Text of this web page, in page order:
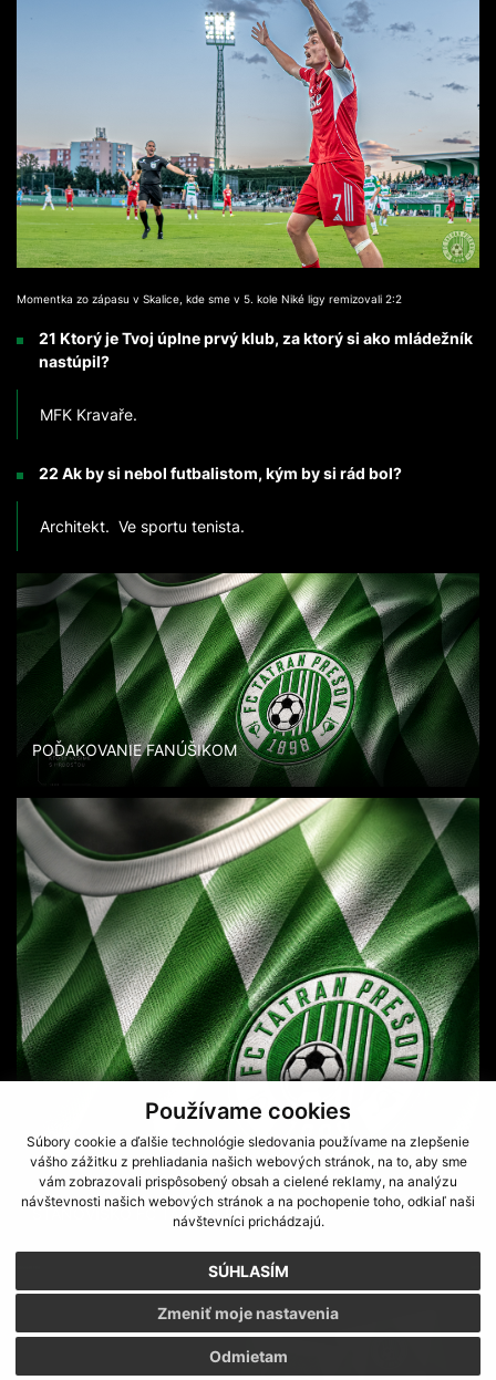
Používame cookies
Súbory cookie a ďalšie technológie sledovania používame na zlepšenie
vášho zážitku z prehliadania našich webových stránok, na to, aby sme
vám zobrazovali prispôsobený obsah a cielené reklamy, na analýzu
návštevnosti našich webových stránok a na pochopenie toho, odkiaľ naši
návštevníci prichádzajú.
SÚHLASÍM
Odmietam
Zmeniť moje nastavenia
Momentka zo zápasu v Skalice, kde sme v 5. kole Niké ligy remizovali 2:2
21 Ktorý je Tvoj úplne prvý klub, za ktorý si ako mládežník
nastúpil?
MFK Kravaře.
22 Ak by si nebol futbalistom, kým by si rád bol?
Architekt. Ve sportu tenista.
POĎAKOVANIE FANÚŠIKOM
STANOVISKO FC TATRAN PREŠOV